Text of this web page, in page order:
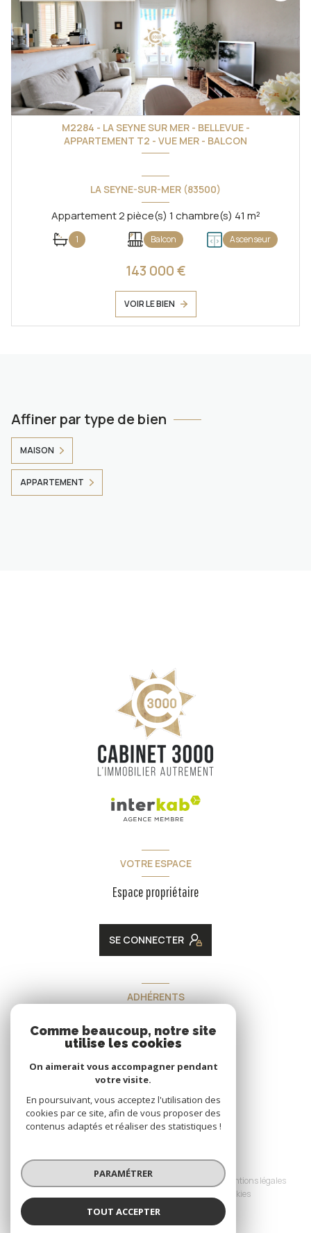
M2284 - LA SEYNE SUR MER - BELLEVUE -
APPARTEMENT T2 - VUE MER - BALCON
LA SEYNE-SUR-MER (83500)
Appartement 2 pièce(s) 1 chambre(s) 41 m²
1 Balcon Ascenseur
143 000 €
VOIR LE BIEN
Affiner par type de bien
MAISON
APPARTEMENT
VOTRE ESPACE
Espace propriétaire
SE CONNECTER
ADHÉRENTS
Nous adhérons
© 2026 | Tous droits réservés
Nos honoraires
Nos partenaires
Mentions légales
Cookies
Comme beaucoup, notre site
utilise les cookies
On aimerait vous accompagner pendant
votre visite.
En poursuivant, vous acceptez l'utilisation des
cookies par ce site, afin de vous proposer des
contenus adaptés et réaliser des statistiques !
PARAMÉTRER
TOUT ACCEPTER